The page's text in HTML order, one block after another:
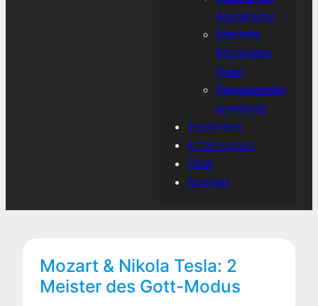
Anziehung
Mentale
Blockaden
lösen
Bewusstsein
erweitern
Techniken
Erfahrungen
Über
Kontakt
Mozart & Nikola Tesla: 2
Meister des Gott-Modus